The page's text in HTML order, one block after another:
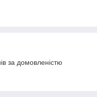
за домовленістю